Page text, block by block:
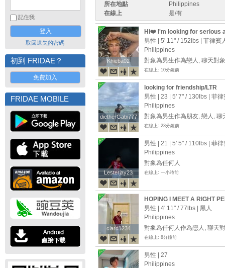
記住我
取回遺失的密碼
初到 FRIDAE？
免費加入
FRIDAE MOBILE
所在地點
Philippines
在線上
是/有
Khieba02
Khieba02
Hi❤️ I'm looking for serious
男性 | 5' 11" / 152lbs | 菲律賓
Philippines
對象為男生作為戀人, 聊天對象
在線上: 10分鐘前
dietherGabi777
dietherGabi777
looking for friendship/LTR
男性 | 23 | 5' 7" / 130lbs | 菲
Philippines
對象為男生作為朋友, 戀人, 聊
在線上: 23分鐘前
Lesterjay23
Lesterjay23
男性 | 21 | 5' 5" / 110lbs | 菲
Philippines
對象為任何人
在線上: 一小時前
clard1234
clard1234
HOPING I MEET A RIGHT
RELATIONSHIP
男性 | 4' 11" /77lbs | 黑人
Philippines
對象為任何人作為戀人, 聊天
在線上: 8分鐘前
男性 | 27
Philippines